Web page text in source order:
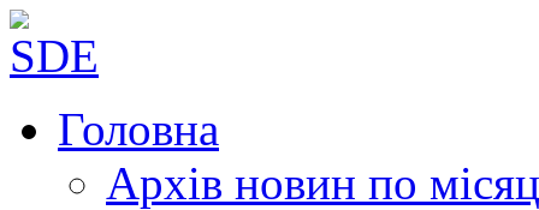
Головна
Архів новин по